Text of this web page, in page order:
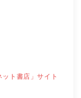
ト書店」サイト